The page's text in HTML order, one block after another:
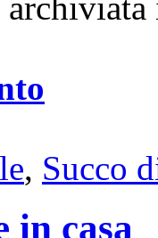
, Succo
in casa